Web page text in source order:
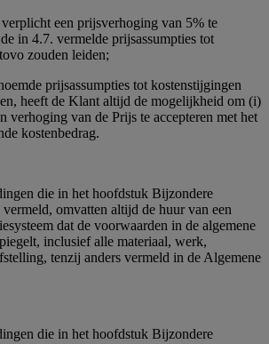
een prijsverhoging van 5% te
in 4.7. vermelde prijsassumpties tot
zouden leiden;
prijsassumpties tot kostenstijgingen
heeft de Klant altijd de mogelijkheid om (i)
verhoging van de Prijs te accepteren met het
kostenbedrag.
die in het hoofdstuk Bijzondere
omvatten altijd de huur van een
dat de voorwaarden in de algemene
inclusief alle materiaal, werk,
tenzij anders vermeld in de Algemene
die in het hoofdstuk Bijzondere